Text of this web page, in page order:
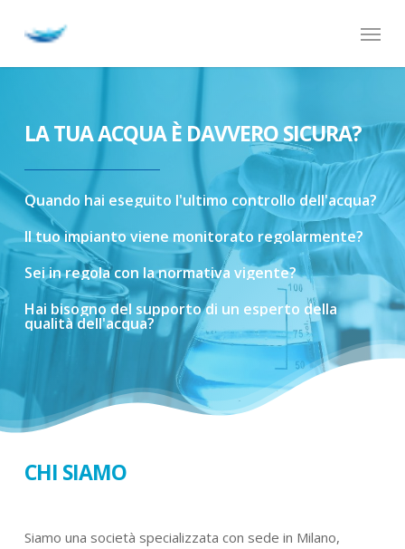
Menu
LA TUA ACQUA È DAVVERO SICURA?
Quando hai eseguito l'ultimo controllo dell'acqua?
Il tuoimpianto viene monitorato regolarmente?
Seiinregola con lanormativa vigente?
Hai bisognodel supportodi un esperto della
qualitàdell'acqua?
CHI SIAMO
Siamo una società specializzata con sede in Milano,